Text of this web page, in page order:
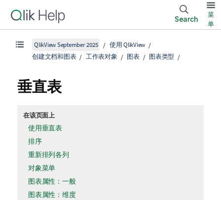
Search
菜
单
QlikView September 2025
使用 QlikView
创建文档和图表
工作表对象 图表 图表类型
垂直表
在该页面上
使用垂直表
排序
重新排列各列
对象菜单
图表属性：一般
图表属性：维度